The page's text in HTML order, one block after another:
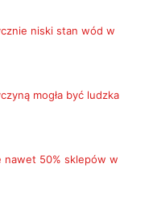
niski stan wód w
mogła być ludzka
nawet 50% sklepów w